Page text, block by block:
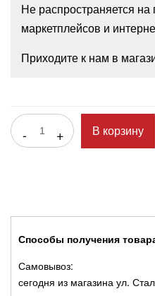
Не распространяется
маркетплейсов и
Приходите к нам в
- + В корзину
Способы получения
Самовывоз:
сегодня из магазина ул.